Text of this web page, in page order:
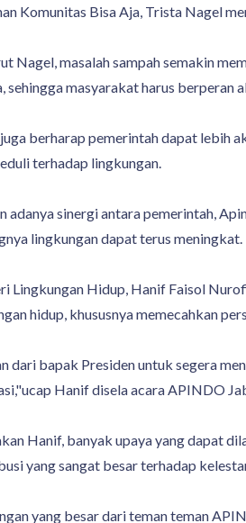
Komunitas Bisa Aja, Trista Nagel
Nagel, masalah sampah semakin
sehingga masyarakat harus berperan
berharap pemerintah dapat lebih
terhadap lingkungan.
adanya sinergi antara pemerintah,
lingkungan dapat terus meningkat.
Lingkungan Hidup, Hanif Faisol
hidup, khususnya memecahkan
dari bapak Presiden untuk segera
Hanif disela acara APINDO
Hanif, banyak upaya yang dapat
yang sangat besar terhadap
yang besar dari teman teman